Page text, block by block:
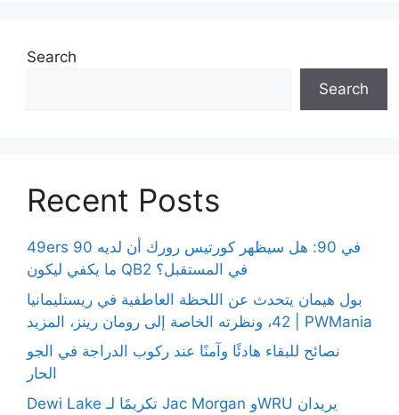
Search
Search
Recent Posts
49ers 90 في 90: هل سيظهر كورتيس رورك أن لديه
ما يكفي ليكون QB2 في المستقبل؟
بول هيمان يتحدث عن اللحظة العاطفية في ريستليمانيا
42، ونظرته الخاصة إلى رومان رينز، المزيد | PWMania
نصائح للبقاء هادئًا وآمنًا عند ركوب الدراجة في الجو
الحار
Dewi Lake تكريمًا لـ Jac Morgan وWRU يريدان